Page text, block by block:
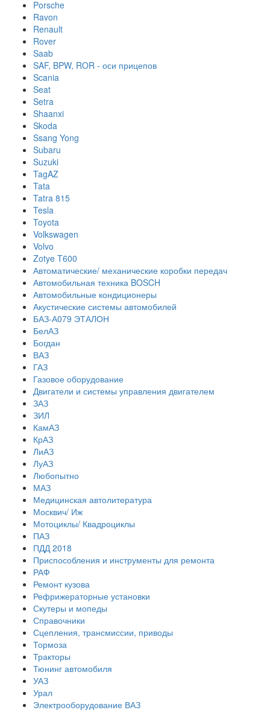
Porsche
Ravon
Renault
Rover
Saab
SAF, BPW, ROR - оси прицепов
Scania
Seat
Setra
Shaanxi
Skoda
Ssang Yong
Subaru
Suzuki
TagAZ
Tata
Tatra 815
Tesla
Toyota
Volkswagen
Volvo
Zotye T600
Автоматические/ механические коробки передач
Автомобильная техника BOSCH
Автомобильные кондиционеры
Акустические системы автомобилей
БАЗ-А079 ЭТАЛОН
БелАЗ
Богдан
ВАЗ
ГАЗ
Газовое оборудование
Двигатели и системы управления двигателем
ЗАЗ
ЗИЛ
КамАЗ
КрАЗ
ЛиАЗ
ЛуАЗ
Любопытно
МАЗ
Медицинская автолитература
Москвич/ Иж
Мотоциклы/ Квадроциклы
ПАЗ
ПДД 2018
Приспособления и инструменты для ремонта
РАФ
Ремонт кузова
Рефрижераторные установки
Скутеры и мопеды
Справочники
Сцепления, трансмиссии, приводы
Тормоза
Тракторы
Тюнинг автомобиля
УАЗ
Урал
Электрооборудование ВАЗ